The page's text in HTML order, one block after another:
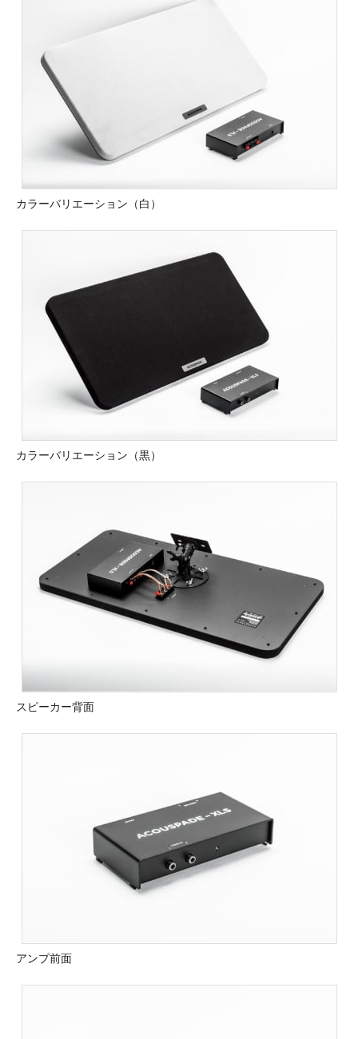
カラーバリエーション（白）
カラーバリエーション（黒）
スピーカー背面
アンプ前面